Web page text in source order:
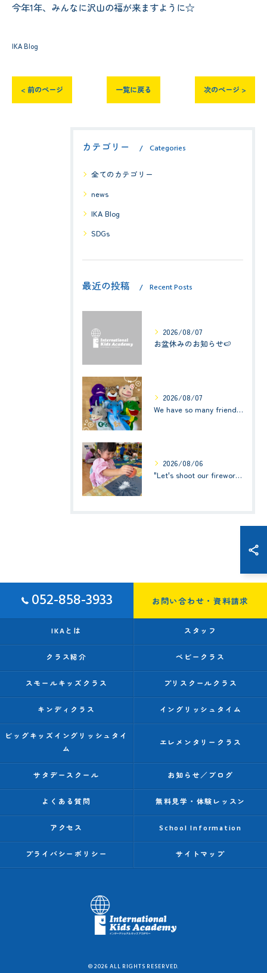
今年1年、みんなに沢山の福が来ますように☆
IKA Blog
< 前のページ 一覧に戻る 次のページ >
カテゴリー Categories
全てのカテゴリー
news
IKA Blog
SDGs
最近の投稿 Recent Posts
2026/08/07
お盆休みのお知らせ🍉
2026/08/07
We have so many friends in this classroom! (お友達いっぱい！)Small Kids☆1歳児クラス
2026/08/06
"Let's shoot our fireworks!" (みんなで花火を打ち上げよう！) ☆ Preschool (2歳児クラス)
052-858-3933 お問い合わせ・資料請求
IKAとは スタッフ
クラス紹介 ベビークラス
スモールキッズクラス プリスクールクラス
キンディクラス イングリッシュタイム
ビッグキッズイングリッシュタイ
ム
エレメンタリークラス
サタデースクール お知らせ／ブログ
よくある質問 無料見学・体験レッスン
アクセス School Information
プライバシーポリシー サイトマップ
© 2026 ALL RIGHTS RESERVED.